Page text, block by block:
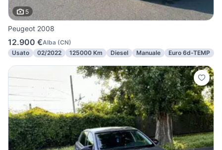
5
Peugeot 2008
12.900 €Alba (CN)
Usato
02/2022 125000 Km Diesel Manuale Euro 6d-TEMP